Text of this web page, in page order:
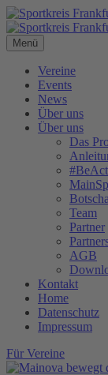
Menü
Vereine
Events
News
Über uns
Über uns
Das
Team
Partner
AGB
Kontakt
Home
Datenschutz
Impressum
Für Vereine